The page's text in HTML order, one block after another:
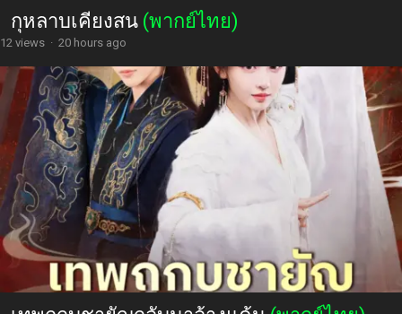
กุหลาบเคียงสน (พากย์ไทย)
12 views · 20 hours ago